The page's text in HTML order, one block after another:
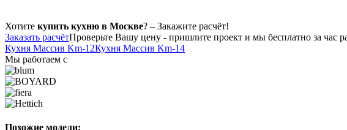
Хотите купить кухню в Москве? – Закажите расчёт!
Заказать расчётПроверьте Вашу цену - пришлите проект и мы бесплатно за час
Кухня Массив Km-12Кухня Массив Km-14
Мы работаем с
Похожие модели: